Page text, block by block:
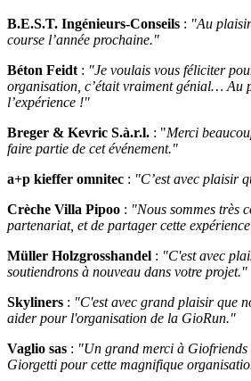
B.E.S.T. Ingénieurs-Conseils : "Au
course l’année prochaine."
Béton Feidt : "Je voulais vous féliciter
organisation, c’était vraiment génial… Au
l’expérience !"
Breger & Kevric S.à.r.l. : "Merci
faire partie de cet événement."
a+p kieffer omnitec : "C’est avec plaisir
Crèche Villa Pipoo : "Nous sommes très
partenariat, et de partager cette
Müller Holzgrosshandel : "C'est avec
soutiendrons à nouveau dans votre projet."
Skyliners : "C'est avec grand plaisir que
aider pour l'organisation de la GioRun."
Vaglio sas : "Un grand merci à Giofriends
Giorgetti pour cette magnifique